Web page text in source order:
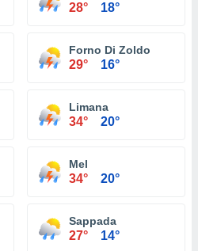
28° 18°
Forno Di Zoldo
29° 16°
Limana
34° 20°
Mel
34° 20°
Sappada
27° 14°